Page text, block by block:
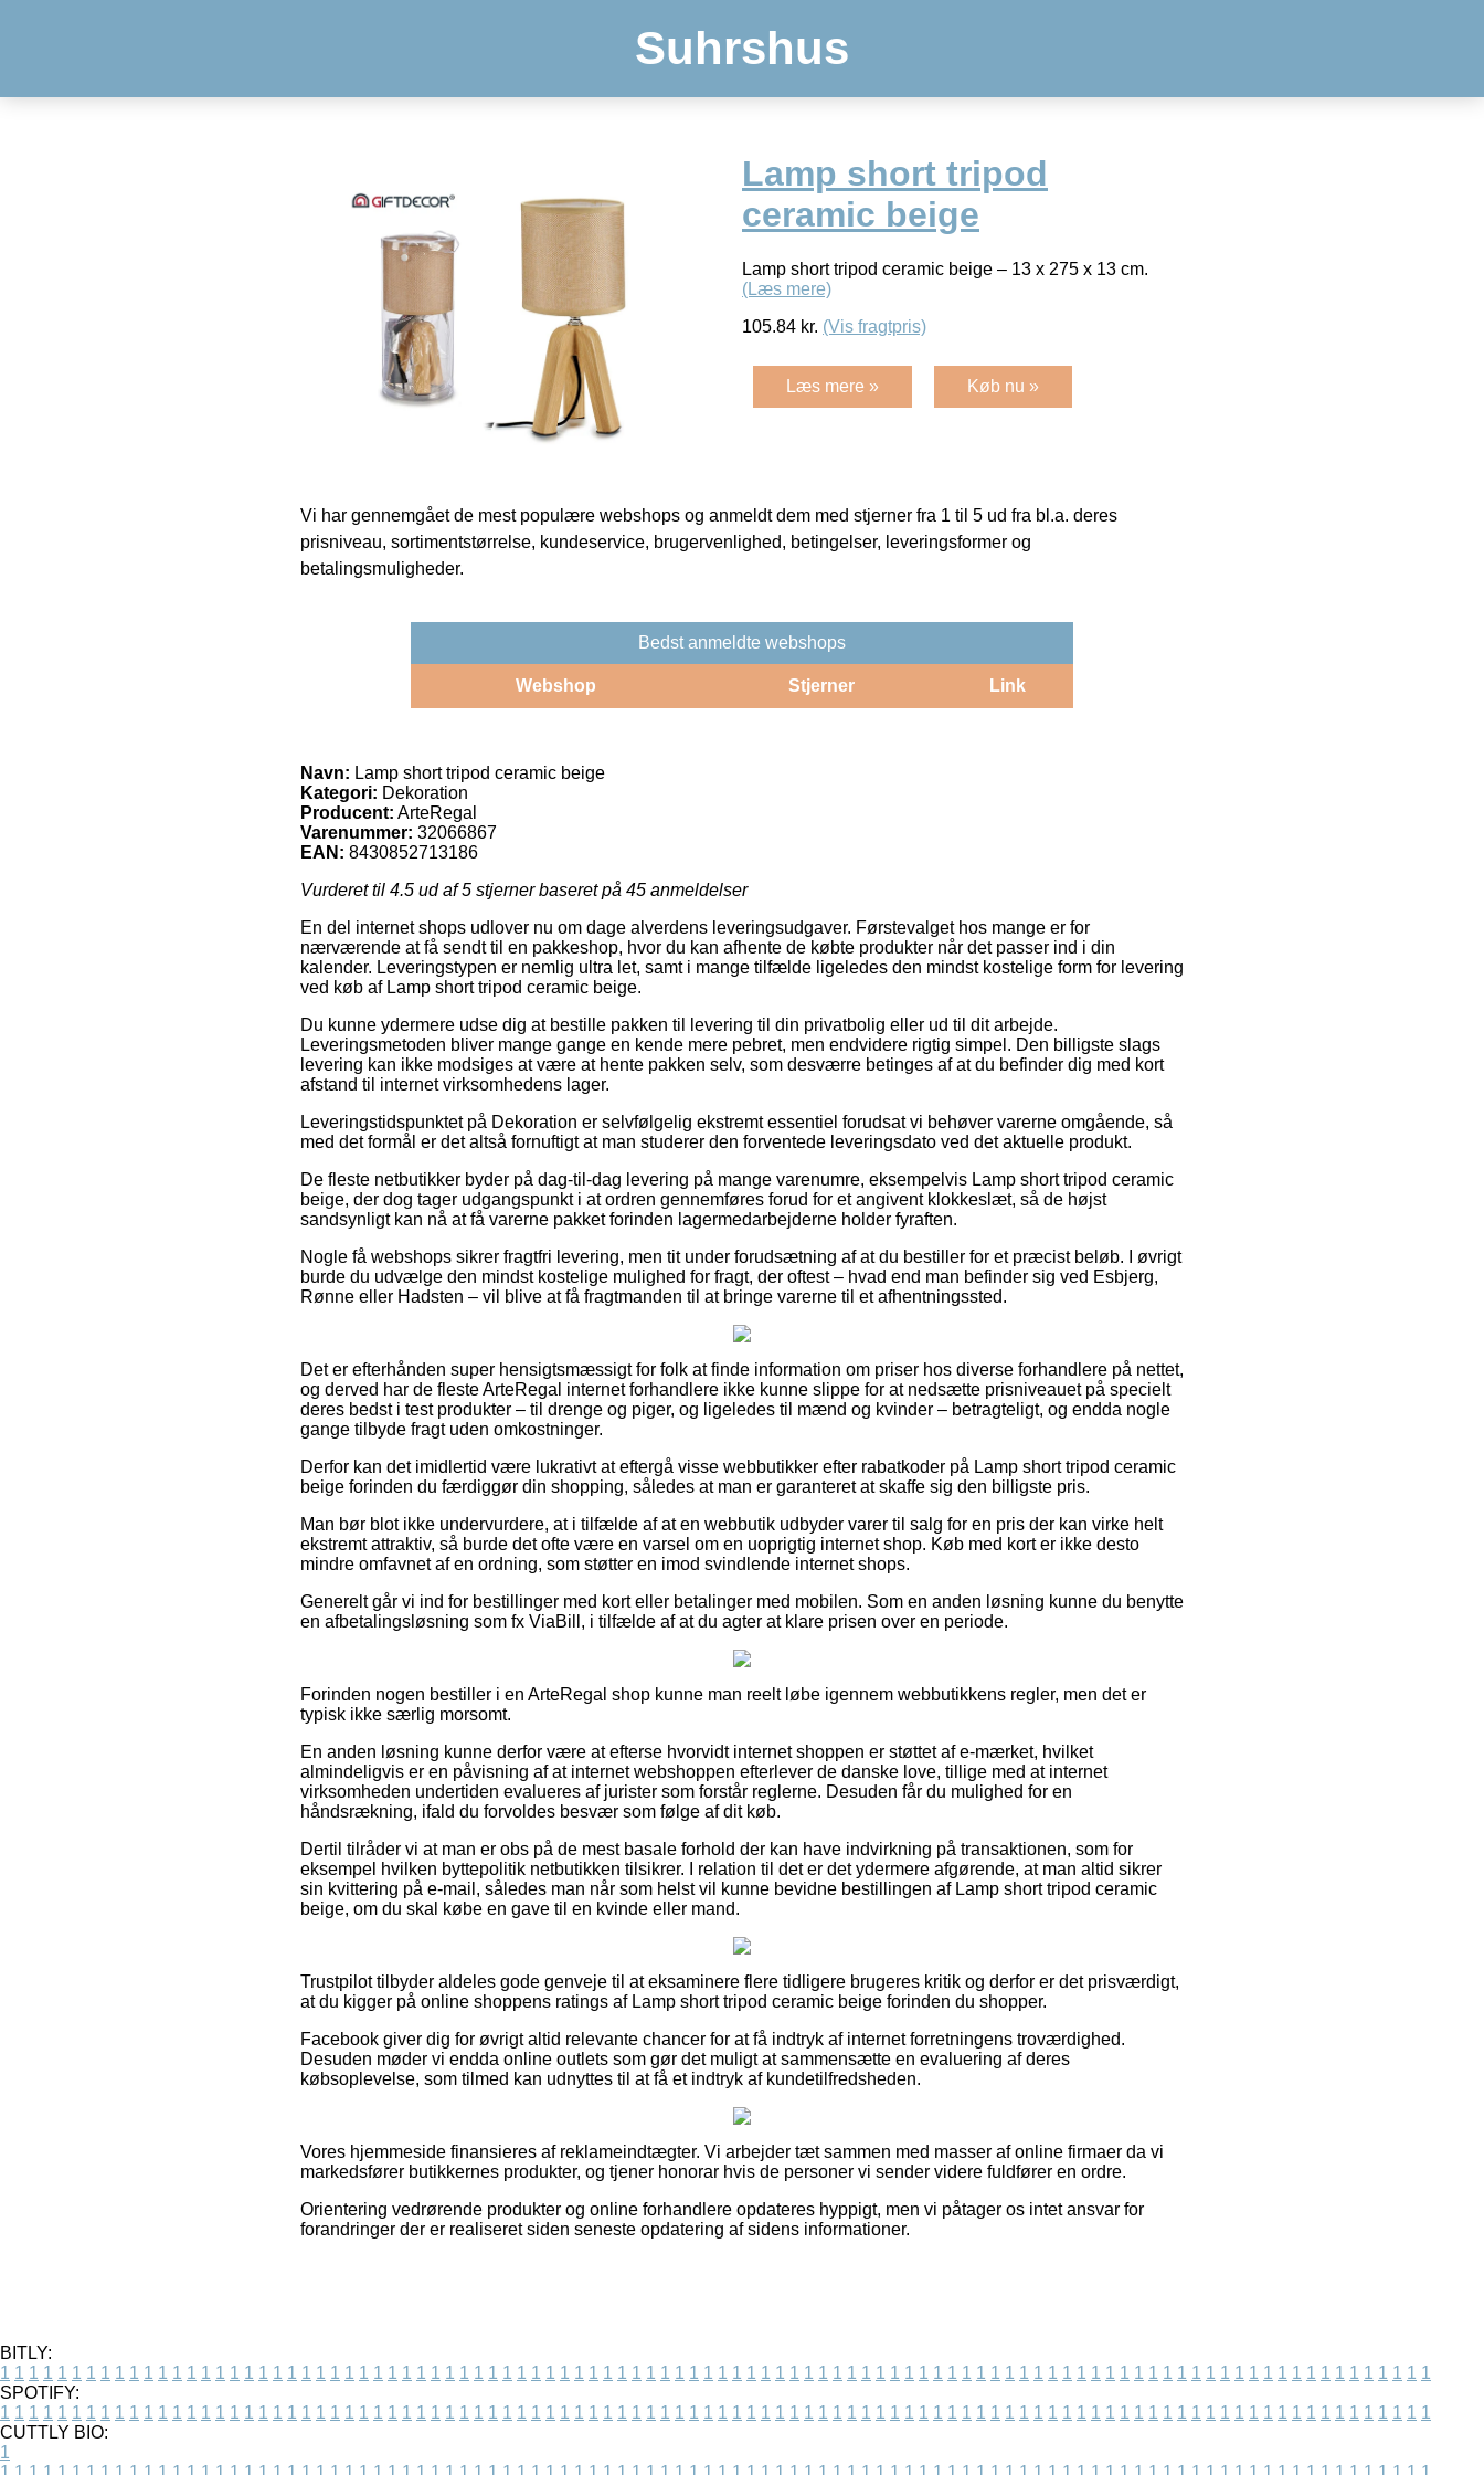
Suhrshus
Lamp short tripod
ceramic beige
Lamp short tripod ceramic beige – 13 x 275 x 13 cm.
(Læs mere)
105.84 kr. (Vis fragtpris)
Læs mere » Køb nu »
Vi har gennemgået de mest populære webshops og anmeldt dem med stjerner fra 1 til 5 ud fra bl.a. deres
prisniveau, sortimentstørrelse, kundeservice, brugervenlighed, betingelser, leveringsformer og
betalingsmuligheder.
Bedst anmeldte webshops
Webshop Stjerner Link
Navn: Lamp short tripod ceramic beige
Kategori: Dekoration
Producent: ArteRegal
Varenummer: 32066867
EAN: 8430852713186
Vurderet til 4.5 ud af 5 stjerner baseret på 45 anmeldelser
En del internet shops udlover nu om dage alverdens leveringsudgaver. Førstevalget hos mange er for
nærværende at få sendt til en pakkeshop, hvor du kan afhente de købte produkter når det passer ind i din
kalender. Leveringstypen er nemlig ultra let, samt i mange tilfælde ligeledes den mindst kostelige form for levering
ved køb af Lamp short tripod ceramic beige.
Du kunne ydermere udse dig at bestille pakken til levering til din privatbolig eller ud til dit arbejde.
Leveringsmetoden bliver mange gange en kende mere pebret, men endvidere rigtig simpel. Den billigste slags
levering kan ikke modsiges at være at hente pakken selv, som desværre betinges af at du befinder dig med kort
afstand til internet virksomhedens lager.
Leveringstidspunktet på Dekoration er selvfølgelig ekstremt essentiel forudsat vi behøver varerne omgående, så
med det formål er det altså fornuftigt at man studerer den forventede leveringsdato ved det aktuelle produkt.
De fleste netbutikker byder på dag-til-dag levering på mange varenumre, eksempelvis Lamp short tripod ceramic
beige, der dog tager udgangspunkt i at ordren gennemføres forud for et angivent klokkeslæt, så de højst
sandsynligt kan nå at få varerne pakket forinden lagermedarbejderne holder fyraften.
Nogle få webshops sikrer fragtfri levering, men tit under forudsætning af at du bestiller for et præcist beløb. I øvrigt
burde du udvælge den mindst kostelige mulighed for fragt, der oftest – hvad end man befinder sig ved Esbjerg,
Rønne eller Hadsten – vil blive at få fragtmanden til at bringe varerne til et afhentningssted.
Det er efterhånden super hensigtsmæssigt for folk at finde information om priser hos diverse forhandlere på nettet,
og derved har de fleste ArteRegal internet forhandlere ikke kunne slippe for at nedsætte prisniveauet på specielt
deres bedst i test produkter – til drenge og piger, og ligeledes til mænd og kvinder – betragteligt, og endda nogle
gange tilbyde fragt uden omkostninger.
Derfor kan det imidlertid være lukrativt at eftergå visse webbutikker efter rabatkoder på Lamp short tripod ceramic
beige forinden du færdiggør din shopping, således at man er garanteret at skaffe sig den billigste pris.
Man bør blot ikke undervurdere, at i tilfælde af at en webbutik udbyder varer til salg for en pris der kan virke helt
ekstremt attraktiv, så burde det ofte være en varsel om en uoprigtig internet shop. Køb med kort er ikke desto
mindre omfavnet af en ordning, som støtter en imod svindlende internet shops.
Generelt går vi ind for bestillinger med kort eller betalinger med mobilen. Som en anden løsning kunne du benytte
en afbetalingsløsning som fx ViaBill, i tilfælde af at du agter at klare prisen over en periode.
Forinden nogen bestiller i en ArteRegal shop kunne man reelt løbe igennem webbutikkens regler, men det er
typisk ikke særlig morsomt.
En anden løsning kunne derfor være at efterse hvorvidt internet shoppen er støttet af e-mærket, hvilket
almindeligvis er en påvisning af at internet webshoppen efterlever de danske love, tillige med at internet
virksomheden undertiden evalueres af jurister som forstår reglerne. Desuden får du mulighed for en
håndsrækning, ifald du forvoldes besvær som følge af dit køb.
Dertil tilråder vi at man er obs på de mest basale forhold der kan have indvirkning på transaktionen, som for
eksempel hvilken byttepolitik netbutikken tilsikrer. I relation til det er det ydermere afgørende, at man altid sikrer
sin kvittering på e-mail, således man når som helst vil kunne bevidne bestillingen af Lamp short tripod ceramic
beige, om du skal købe en gave til en kvinde eller mand.
Trustpilot tilbyder aldeles gode genveje til at eksaminere flere tidligere brugeres kritik og derfor er det prisværdigt,
at du kigger på online shoppens ratings af Lamp short tripod ceramic beige forinden du shopper.
Facebook giver dig for øvrigt altid relevante chancer for at få indtryk af internet forretningens troværdighed.
Desuden møder vi endda online outlets som gør det muligt at sammensætte en evaluering af deres
købsoplevelse, som tilmed kan udnyttes til at få et indtryk af kundetilfredsheden.
Vores hjemmeside finansieres af reklameindtægter. Vi arbejder tæt sammen med masser af online firmaer da vi
markedsfører butikkernes produkter, og tjener honorar hvis de personer vi sender videre fuldfører en ordre.
Orientering vedrørende produkter og online forhandlere opdateres hyppigt, men vi påtager os intet ansvar for
forandringer der er realiseret siden seneste opdatering af sidens informationer.
BITLY:
1 1 1 1 1 1 1 1 1 1 1 1 1 1 1 1 1 1 1 1 1 1 1 1 1 1 1 1 1 1 1 1 1 1 1 1 1 1 1 1 1 1 1 1 1 1 1 1 1 1 1 1 1 1 1 1 1 1 1 1 1 1 1 1 1 1 1 1 1 1 1 1 1 1 1 1 1 1 1 1 1 1 1 1 1 1 1 1 1 1 1 1 1 1 1 1 1 1 1 1
SPOTIFY:
1 1 1 1 1 1 1 1 1 1 1 1 1 1 1 1 1 1 1 1 1 1 1 1 1 1 1 1 1 1 1 1 1 1 1 1 1 1 1 1 1 1 1 1 1 1 1 1 1 1 1 1 1 1 1 1 1 1 1 1 1 1 1 1 1 1 1 1 1 1 1 1 1 1 1 1 1 1 1 1 1 1 1 1 1 1 1 1 1 1 1 1 1 1 1 1 1 1 1 1
CUTTLY BIO:
1